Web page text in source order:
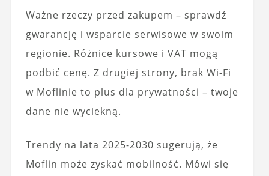
Ważne rzeczy przed zakupem – sprawdź
gwarancję i wsparcie serwisowe w swoim
regionie. Różnice kursowe i VAT mogą
podbić cenę. Z drugiej strony, brak Wi-Fi
w Moflinie to plus dla prywatności – twoje
dane nie wyciekną.
Trendy na lata 2025-2030 sugerują, że
Moflin może zyskać mobilność. Mówi się